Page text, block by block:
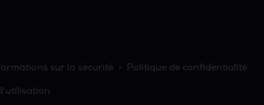
sur la sécurité
Politique de confidentialité